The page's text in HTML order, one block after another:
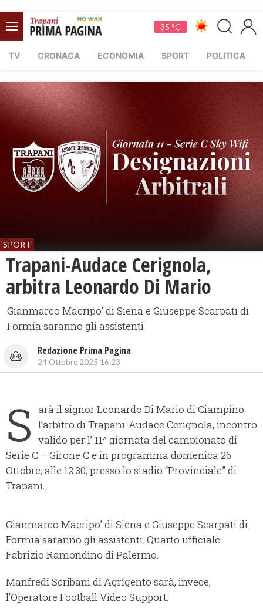
35 °C
TV CRONACA ECONOMIA SPORT POLITICA
SPORT
Trapani-Audace Cerignola,
arbitra Leonardo Di Mario
Gianmarco Macripo’ di Siena e Giuseppe Scarpati di
Formia saranno gli assistenti
Redazione Prima Pagina
24 Ottobre 2025 16:23
S arà il signor Leonardo Di Mario di Ciampino
l’arbitro di Trapani-Audace Cerignola, incontro
valido per l’ 11^ giornata del campionato di
Serie C – Girone C e in programma domenica 26
Ottobre, alle 12.30, presso lo stadio “Provinciale” di
Trapani.
Gianmarco Macripo’ di Siena e Giuseppe Scarpati di
Formia saranno gli assistenti. Quarto ufficiale
Fabrizio Ramondino di Palermo.
Manfredi Scribani di Agrigento sarà, invece,
l’Operatore Football Video Support.